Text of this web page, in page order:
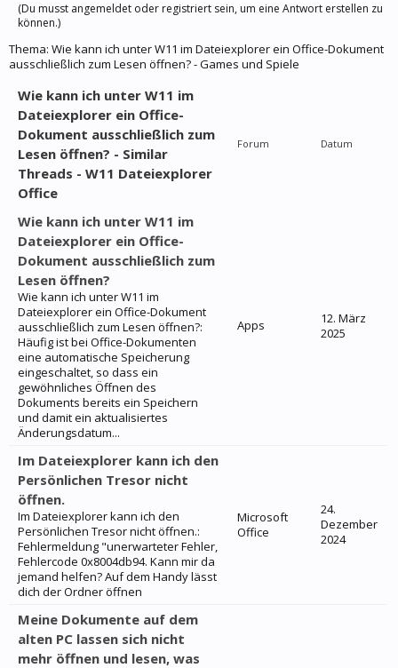
(Du musst angemeldet oder registriert sein, um eine Antwort erstellen zu
können.)
Thema: Wie kann ich unter W11 im Dateiexplorer ein Office-Dokument
ausschließlich zum Lesen öffnen? - Games und Spiele
Wie kann ich unter W11 im
Dateiexplorer ein Office-
Dokument ausschließlich zum
Lesen öffnen? - Similar
Threads - W11 Dateiexplorer
Office
Forum Datum
Wie kann ich unter W11 im
Dateiexplorer ein Office-
Dokument ausschließlich zum
Lesen öffnen?
Wie kann ich unter W11 im
Dateiexplorer ein Office-Dokument
ausschließlich zum Lesen öffnen?:
Häufig ist bei Office-Dokumenten
eine automatische Speicherung
eingeschaltet, so dass ein
gewöhnliches Öffnen des
Dokuments bereits ein Speichern
und damit ein aktualisiertes
Änderungsdatum...
Apps
12. März
2025
Im Dateiexplorer kann ich den
Persönlichen Tresor nicht
öffnen.
Im Dateiexplorer kann ich den
Persönlichen Tresor nicht öffnen.:
Fehlermeldung "unerwarteter Fehler,
Fehlercode 0x8004db94. Kann mir da
jemand helfen? Auf dem Handy lässt
dich der Ordner öffnen
Microsoft
Office
24.
Dezember
2024
Meine Dokumente auf dem
alten PC lassen sich nicht
mehr öffnen und lesen, was